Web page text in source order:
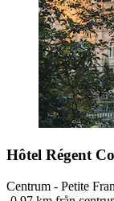
Hôtel Régent
Centrum - Petite